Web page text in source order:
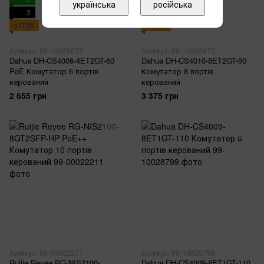
3
з ПДВ
Артикул: 99-10025675
Dahua DH-CS4006-4ET2GT-60
PoE Комутатор 6 портів
керований
2 655 грн
Артикул: 99-10026673
Dahua DH-CS4010-8ET2GT-60
Комутатор 8 портів
керований
3 375 грн
Артикул: 99-00022211 Артикул: 99-10028799
українська російська